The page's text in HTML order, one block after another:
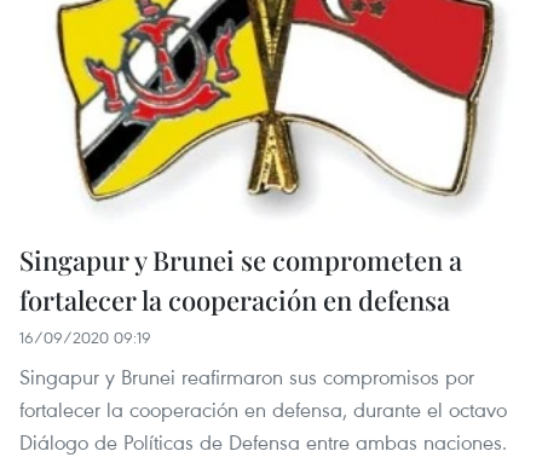
Singapur y Brunei se comprometen a
fortalecer la cooperación en defensa
16/09/2020 09:19
Singapur y Brunei reafirmaron sus compromisos por
fortalecer la cooperación en defensa, durante el octavo
Diálogo de Políticas de Defensa entre ambas naciones.